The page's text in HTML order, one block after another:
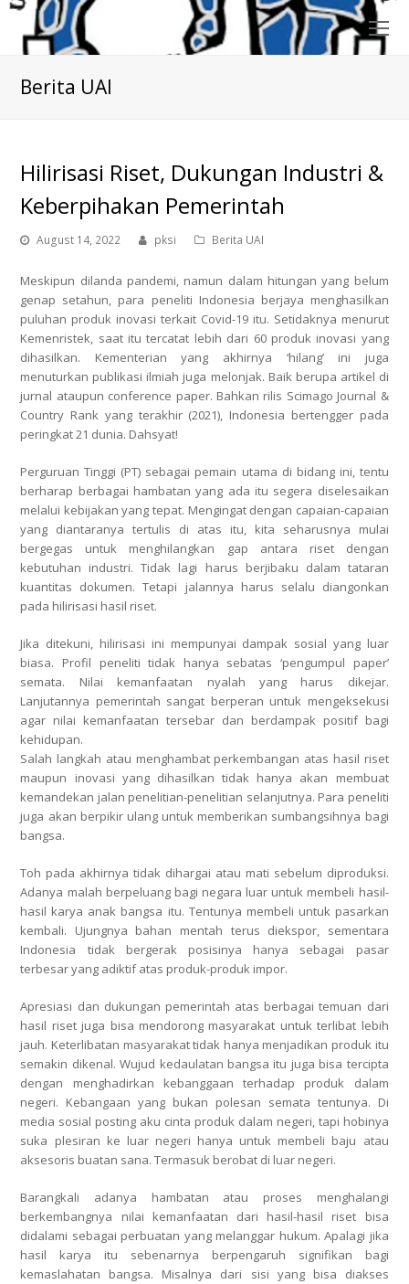
Berita UAI
Hilirisasi Riset, Dukungan Industri &
Keberpihakan Pemerintah
August 14, 2022 pksi Berita UAI
Meskipun dilanda pandemi, namun dalam hitungan yang belum
genap setahun, para peneliti Indonesia berjaya menghasilkan
puluhan produk inovasi terkait Covid-19 itu. Setidaknya menurut
Kemenristek, saat itu tercatat lebih dari 60 produk inovasi yang
dihasilkan. Kementerian yang akhirnya ‘hilang’ ini juga
menuturkan publikasi ilmiah juga melonjak. Baik berupa artikel di
jurnal ataupun conference paper. Bahkan rilis Scimago Journal &
Country Rank yang terakhir (2021), Indonesia bertengger pada
peringkat 21 dunia. Dahsyat!
Perguruan Tinggi (PT) sebagai pemain utama di bidang ini, tentu
berharap berbagai hambatan yang ada itu segera diselesaikan
melalui kebijakan yang tepat. Mengingat dengan capaian-capaian
yang diantaranya tertulis di atas itu, kita seharusnya mulai
bergegas untuk menghilangkan gap antara riset dengan
kebutuhan industri. Tidak lagi harus berjibaku dalam tataran
kuantitas dokumen. Tetapi jalannya harus selalu diangonkan
pada hilirisasi hasil riset.
Jika ditekuni, hilirisasi ini mempunyai dampak sosial yang luar
biasa. Profil peneliti tidak hanya sebatas ‘pengumpul paper’
semata. Nilai kemanfaatan nyalah yang harus dikejar.
Lanjutannya pemerintah sangat berperan untuk mengeksekusi
agar nilai kemanfaatan tersebar dan berdampak positif bagi
kehidupan.
Salah langkah atau menghambat perkembangan atas hasil riset
maupun inovasi yang dihasilkan tidak hanya akan membuat
kemandekan jalan penelitian-penelitian selanjutnya. Para peneliti
juga akan berpikir ulang untuk memberikan sumbangsihnya bagi
bangsa.
Toh pada akhirnya tidak dihargai atau mati sebelum diproduksi.
Adanya malah berpeluang bagi negara luar untuk membeli hasil-
hasil karya anak bangsa itu. Tentunya membeli untuk pasarkan
kembali. Ujungnya bahan mentah terus diekspor, sementara
Indonesia tidak bergerak posisinya hanya sebagai pasar
terbesar yang adiktif atas produk-produk impor.
Apresiasi dan dukungan pemerintah atas berbagai temuan dari
hasil riset juga bisa mendorong masyarakat untuk terlibat lebih
jauh. Keterlibatan masyarakat tidak hanya menjadikan produk itu
semakin dikenal. Wujud kedaulatan bangsa itu juga bisa tercipta
dengan menghadirkan kebanggaan terhadap produk dalam
negeri. Kebangaan yang bukan polesan semata tentunya. Di
media sosial posting aku cinta produk dalam negeri, tapi hobinya
suka plesiran ke luar negeri hanya untuk membeli baju atau
aksesoris buatan sana. Termasuk berobat di luar negeri.
Barangkali adanya hambatan atau proses menghalangi
berkembangnya nilai kemanfaatan dari hasil-hasil riset bisa
didalami sebagai perbuatan yang melanggar hukum. Apalagi jika
hasil karya itu sebenarnya berpengaruh signifikan bagi
kemaslahatan bangsa. Misalnya dari sisi yang bisa diakses